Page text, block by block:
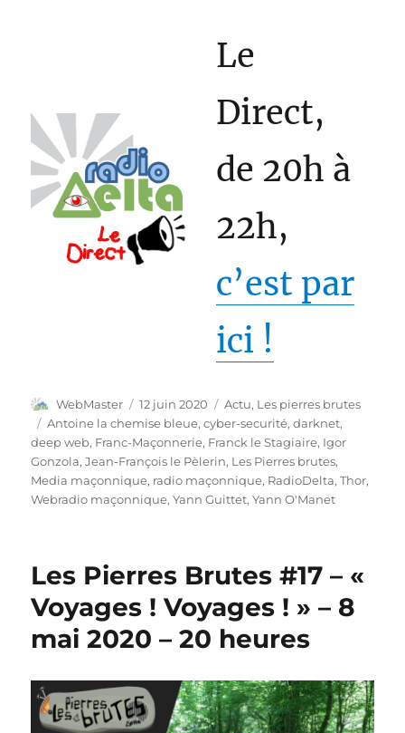
Le
Direct,
de 20h à
22h,
c’est par
ici !
Auteur
WebMaster
Publié
le
12 juin 2020 Catégories
Actu, Les pierres brutes
Étiquettes
Antoine la chemise bleue,cyber-securité,darknet,
deep web, Franc-Maçonnerie, Franck le Stagiaire, Igor
Gonzola,Jean-François le Pèlerin, Les Pierres brutes,
Media maçonnique, radio maçonnique, RadioDelta,Thor,
Webradio maçonnique,Yann Guittet,Yann O'Manet
Les Pierres Brutes #17 – «
Voyages ! Voyages ! » – 8
mai 2020 – 20 heures